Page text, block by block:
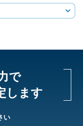
で
します
い